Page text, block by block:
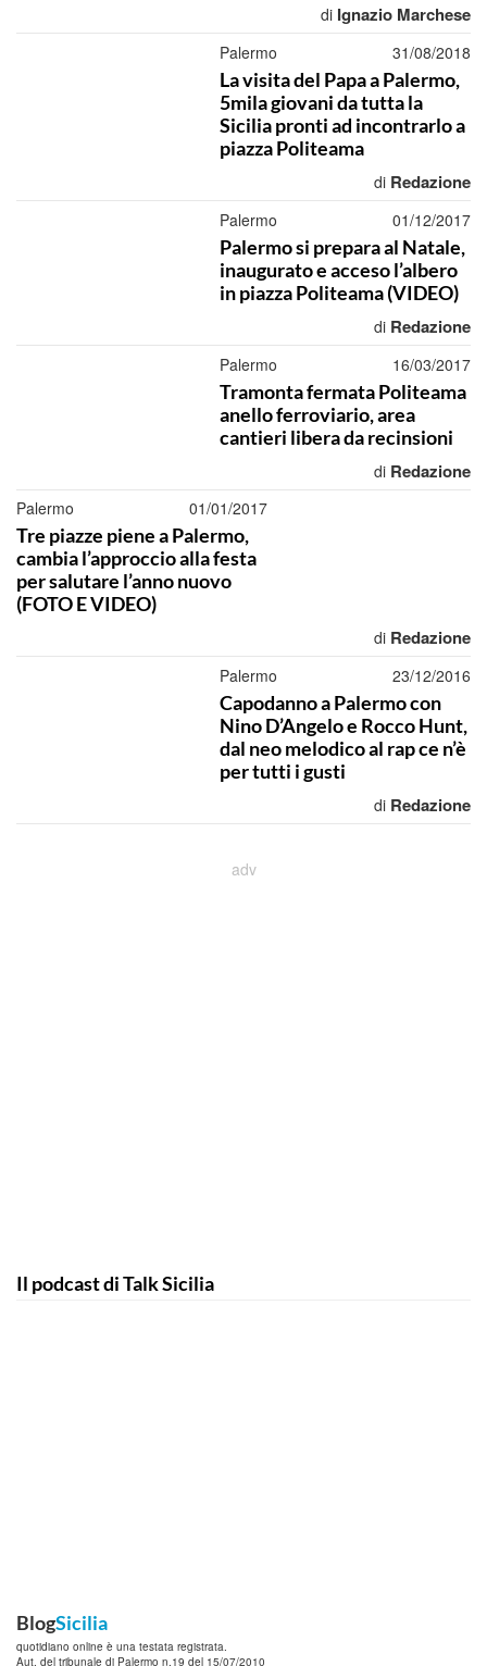
di Ignazio Marchese
Palermo 31/08/2018
La visita del Papa a Palermo,
5mila giovani da tutta la
Sicilia pronti ad incontrarlo a
piazza Politeama
di Redazione
Palermo 01/12/2017
Palermo si prepara al Natale,
inaugurato e acceso l’albero
in piazza Politeama (VIDEO)
di Redazione
Palermo 16/03/2017
Tramonta fermata Politeama
anello ferroviario, area
cantieri libera da recinsioni
di Redazione
Palermo 01/01/2017
Tre piazze piene a Palermo,
cambia l’approccio alla festa
per salutare l’anno nuovo
(FOTO E VIDEO)
di Redazione
Palermo 23/12/2016
Capodanno a Palermo con
Nino D’Angelo e Rocco Hunt,
dal neo melodico al rap ce n’è
per tutti i gusti
di Redazione
Il podcast di Talk Sicilia
BlogSicilia
quotidiano online è una testata registrata.
Aut. del tribunale di Palermo n.19 del 15/07/2010